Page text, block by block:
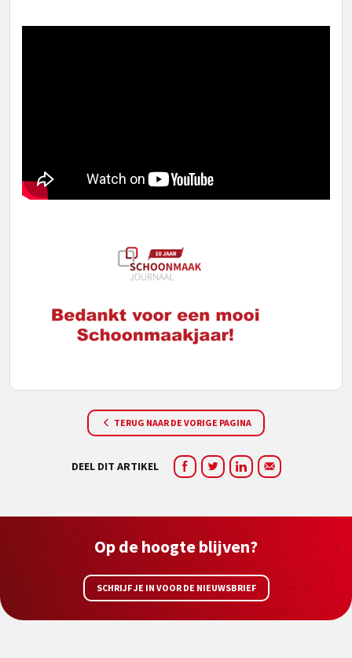
TERUG NAAR DE VORIGE PAGINA
DEEL DIT ARTIKEL
Op de hoogte blijven?
SCHRIJF JE IN VOOR DE NIEUWSBRIEF